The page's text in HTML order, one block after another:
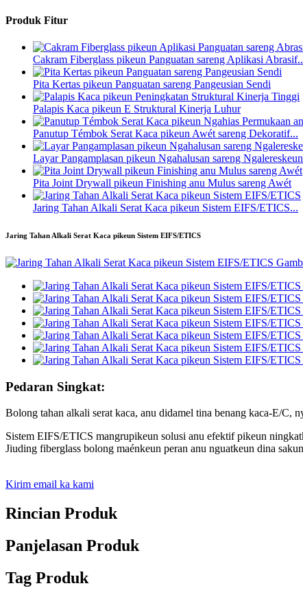
Produk Fitur
Cakram Fiberglass pikeun Panguatan sareng Aplikasi
Pita Kertas pikeun Panguatan sareng Pangeusian Sendi
Palapis Kaca pikeun E Struktural Kinerja Luhur
Panutup Témbok Serat Kaca pikeun Awét sareng Dekoratif...
Layar Pangamplasan pikeun Ngahalusan sareng
Pita Joint Drywall pikeun Finishing anu Mulus sareng Awét
Jaring Tahan Alkali Serat Kaca pikeun Sistem EIFS/ETICS...
Jaring Tahan Alkali Serat Kaca pikeun Sistem EIFS/ETICS
Pedaran Singkat:
Bolong tahan alkali serat kaca, anu didamel tina benang kaca-E/C,
Sistem EIFS/ETICS mangrupikeun solusi anu efektif pikeun
Jiuding fiberglass bolong maénkeun peran anu nguatkeun dina
Kirim email ka kami
Rincian Produk
Panjelasan Produk
Tag Produk